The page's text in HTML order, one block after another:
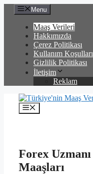
İçeriğe
atla
Menu
Maaş Verileri
Hakkımızda
Çerez Politikası
Kullanım Koşulları
Gizlilik Politikası
İletişim
Reklam
Menü
Forex Uzmanı
Maaşları